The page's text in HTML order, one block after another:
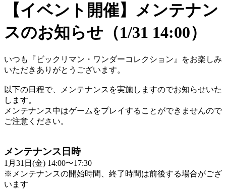
【イベント開催】メンテナン
スのお知らせ（1/31 14:00）
いつも『ビックリマン・ワンダーコレクション』をお楽しみ
いただきありがとうございます。
以下の日程で、メンテナンスを実施しますのでお知らせいた
します。
メンテナンス中はゲームをプレイすることができませんので
ご注意ください。
メンテナンス日時
1月31日(金) 14:00〜17:30
※メンテナンスの開始時間、終了時間は前後する場合がござ
います